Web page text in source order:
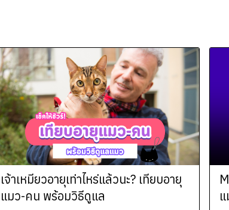
เจ้าเหมียวอายุเท่าไหร่แล้วนะ? เทียบอายุ
แมว-คน พร้อมวิธีดูแล